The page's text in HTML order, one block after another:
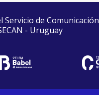
de Comunicación
- Uruguay